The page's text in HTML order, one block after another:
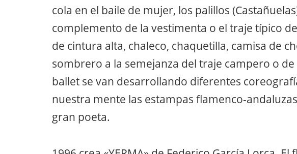
cola en el baile de mujer, los palillos
complemento de la vestimenta o el traje típico
de cintura alta, chaleco, chaquetilla, camisa de
sombrero a la semejanza del traje campero o
ballet se van desarrollando diferentes
nuestra mente las estampas flamenco-
gran poeta.